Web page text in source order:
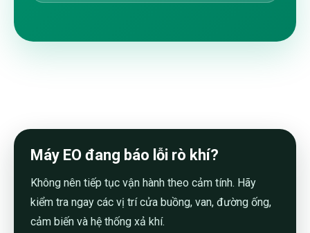
Máy EO đang báo lỗi rò khí?
Không nên tiếp tục vận hành theo cảm tính. Hãy
kiểm tra ngay các vị trí cửa buồng, van, đường ống,
cảm biến và hệ thống xả khí.